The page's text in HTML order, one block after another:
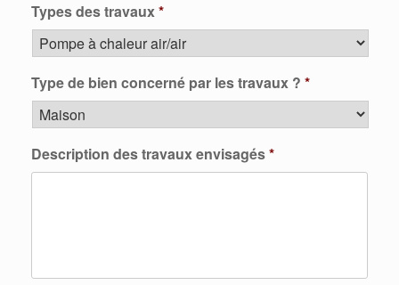
Types des travaux*
Type de bien concerné par les travaux ? *
Description des travaux envisagés*